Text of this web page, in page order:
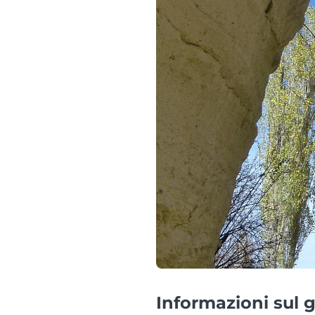
Informazioni sul